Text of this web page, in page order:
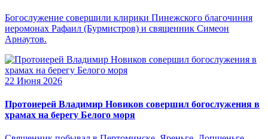
Богослужение совершили клирики Пинежского благочиния
иеромонах Рафаил (Бурмистров) и священник Симеон
Арнаутов.
22 Июня 2026
Протоиерей Владимир Новиков совершил богослужения в
храмах на берегу Белого моря